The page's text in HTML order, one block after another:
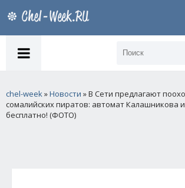
chel-week»Новости » В Сети предлагают
сомалийских пиратов: автомат Калашникова
бесплатно! (ФОТО)